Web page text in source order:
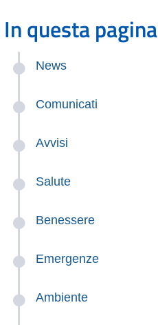
In questa pagina
News
Comunicati
Avvisi
Salute
Benessere
Emergenze
Ambiente